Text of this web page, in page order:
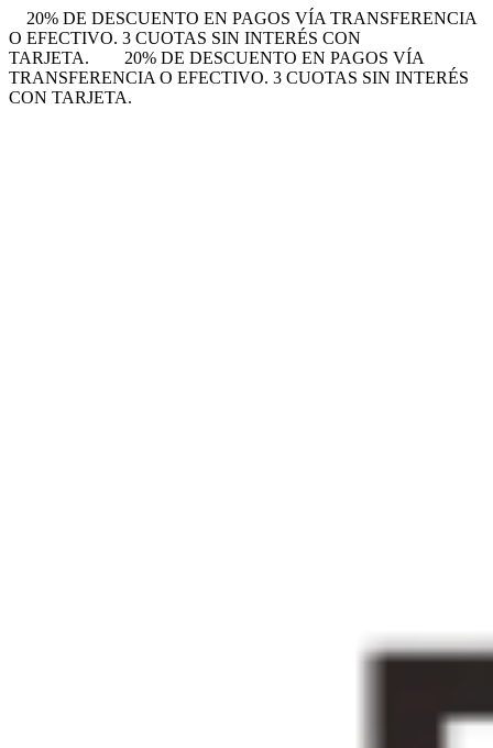
20% DE DESCUENTO EN PAGOS VÍA TRANSFERENCIA
O EFECTIVO. 3 CUOTAS SIN INTERÉS CON
TARJETA.
20% DE DESCUENTO EN PAGOS VÍA
TRANSFERENCIA O EFECTIVO. 3 CUOTAS SIN INTERÉS
CON TARJETA.